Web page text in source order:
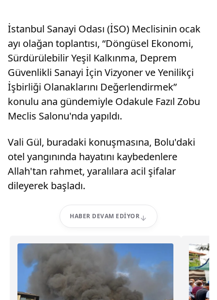
İstanbul Sanayi Odası (İSO) Meclisinin ocak
ayı olağan toplantısı, “Döngüsel Ekonomi,
Sürdürülebilir Yeşil Kalkınma, Deprem
Güvenlikli Sanayi İçin Vizyoner ve Yenilikçi
İşbirliği Olanaklarını Değerlendirmek”
konulu ana gündemiyle Odakule Fazıl Zobu
Meclis Salonu'nda yapıldı.
Vali Gül, buradaki konuşmasına, Bolu'daki
otel yangınında hayatını kaybedenlere
Allah'tan rahmet, yaralılara acil şifalar
dileyerek başladı.
HABER DEVAM EDIYOR